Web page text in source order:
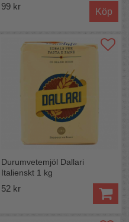
99 kr
Köp
Durumvetemjöl Dallari
Italienskt 1 kg
52 kr